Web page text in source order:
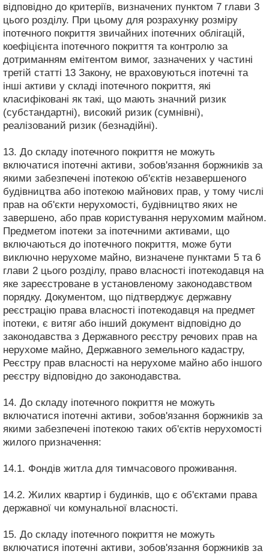
відповідно до критеріїв, визначених пунктом 7 глави 3
цього розділу. При цьому для розрахунку розміру
іпотечного покриття звичайних іпотечних облігацій,
коефіцієнта іпотечного покриття та контролю за
дотриманням емітентом вимог, зазначених у частині
третій статті 13 Закону, не враховуються іпотечні та
інші активи у складі іпотечного покриття, які
класифіковані як такі, що мають значний ризик
(субстандартні), високий ризик (сумнівні),
реалізований ризик (безнадійні).
13. До складу іпотечного покриття не можуть
включатися іпотечні активи, зобов'язання боржників за
якими забезпечені іпотекою об'єктів незавершеного
будівництва або іпотекою майнових прав, у тому числі
прав на об'єкти нерухомості, будівництво яких не
завершено, або прав користування нерухомим майном.
Предметом іпотеки за іпотечними активами, що
включаються до іпотечного покриття, може бути
виключно нерухоме майно, визначене пунктами 5 та 6
глави 2 цього розділу, право власності іпотекодавця на
яке зареєстроване в установленому законодавством
порядку. Документом, що підтверджує державну
реєстрацію права власності іпотекодавця на предмет
іпотеки, є витяг або інший документ відповідно до
законодавства з Державного реєстру речових прав на
нерухоме майно, Державного земельного кадастру,
Реєстру прав власності на нерухоме майно або іншого
реєстру відповідно до законодавства.
14. До складу іпотечного покриття не можуть
включатися іпотечні активи, зобов'язання боржників за
якими забезпечені іпотекою таких об'єктів нерухомості
жилого призначення:
14.1. Фондів житла для тимчасового проживання.
14.2. Жилих квартир і будинків, що є об'єктами права
державної чи комунальної власності.
15. До складу іпотечного покриття не можуть
включатися іпотечні активи, зобов'язання боржників за